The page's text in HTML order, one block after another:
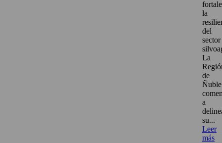
la
del
sector
La
de
Ñuble
a
su...
Leer
más